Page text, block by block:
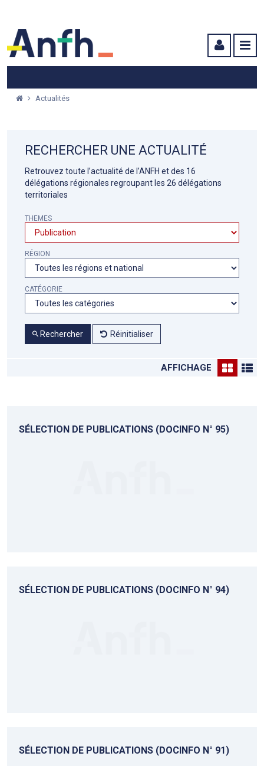
Actualités
RECHERCHER UNE ACTUALITÉ
Retrouvez toute l’actualité de l’ANFH et des 16
délégations régionales regroupant les 26 délégations
territoriales
THEMES
RÉGION
CATÉGORIE
Rechercher Réinitialiser
AFFICHAGE
SÉLECTION DE PUBLICATIONS (DOCINFO N° 95)
SÉLECTION DE PUBLICATIONS (DOCINFO N° 94)
SÉLECTION DE PUBLICATIONS (DOCINFO N° 91)